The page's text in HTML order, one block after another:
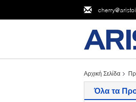
Αρχική Σελίδα
Όλα τα